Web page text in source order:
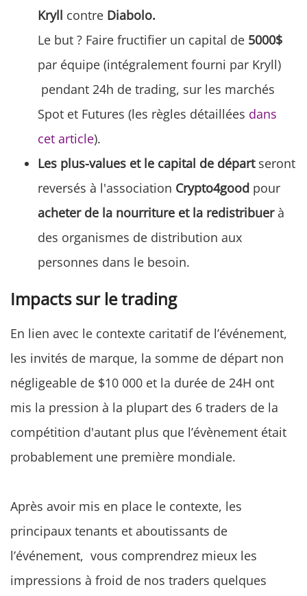
Kryll contre Diabolo.
Le but ? Faire fructifier un capital de 5000$
par équipe (intégralement fourni par Kryll)
pendant 24h de trading, sur les marchés
Spot et Futures (les règles détaillées dans
cet article).
Les plus-values et le capital de départseront
reversés à l'association Crypto4good pour
acheter de la nourriture et la redistribuerà
des organismes de distribution aux
personnes dans le besoin.
Impacts sur le trading
En lien avec le contexte caritatif de l’événement,
les invités de marque, la somme de départ non
négligeable de $10 000 et la durée de 24H ont
mis la pression à la plupart des 6 traders de la
compétition d'autant plus que l’évènement était
probablement une première mondiale.
Après avoir mis en place le contexte, les
principaux tenants et aboutissants de
l’événement, vous comprendrez mieux les
impressions à froid de nos traders quelques